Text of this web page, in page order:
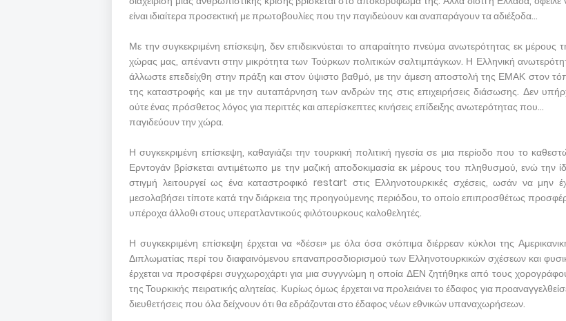
είναι ιδιαίτερα προσεκτική με πρωτοβουλίες που την παγιδεύουν και αναπαράγουν τα αδιέξοδα...
Με την συγκεκριμένη επίσκεψη, δεν επιδεικνύεται το απαραίτητο πνεύμα ανωτερότητας εκ μέρους
χώρας μας, απέναντι στην μικρότητα των Τούρκων πολιτικών σαλτιμπάγκων. Η Ελληνική
άλλωστε επεδείχθη στην πράξη και στον ύψιστο βαθμό, με την άμεση αποστολή της ΕΜΑΚ στον
της καταστροφής και με την αυταπάρνηση των ανδρών της στις επιχειρήσεις διάσωσης. Δεν
ούτε ένας πρόσθετος λόγος για περιττές και απερίσκεπτες κινήσεις επίδειξης ανωτερότητας που...
παγιδεύουν την χώρα.
Η συγκεκριμένη επίσκεψη, καθαγιάζει την τουρκική πολιτική ηγεσία σε μια περίοδο που το
Ερντογάν βρίσκεται αντιμέτωπο με την μαζική αποδοκιμασία εκ μέρους του πληθυσμού, ενώ την
στιγμή λειτουργεί ως ένα καταστροφικό restart στις Ελληνοτουρκικές σχέσεις, ωσάν να μην
μεσολαβήσει τίποτε κατά την διάρκεια της προηγούμενης περιόδου, το οποίο επιπροσθέτως
υπέροχα άλλοθι στους υπερατλαντικούς φιλότουρκους καλοθελητές.
Η συγκεκριμένη επίσκεψη έρχεται να «δέσει» με όλα όσα σκόπιμα διέρρεαν κύκλοι της
Διπλωματίας περί του διαφαινόμενου επαναπροσδιορισμού των Ελληνοτουρκικών σχέσεων και
έρχεται να προσφέρει συγχωροχάρτι για μια συγγνώμη η οποία ΔΕΝ ζητήθηκε από τους
της Τουρκικής πειρατικής αλητείας. Κυρίως όμως έρχεται να προλειάνει το έδαφος για
διευθετήσεις που όλα δείχνουν ότι θα εδράζονται στο έδαφος νέων εθνικών υπαναχωρήσεων.